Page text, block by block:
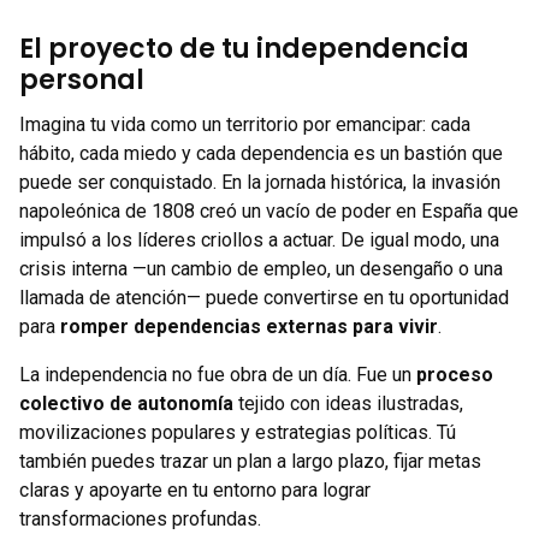
El proyecto de tu independencia
personal
Imagina tu vida como un territorio por emancipar: cada
hábito, cada miedo y cada dependencia es un bastión que
puede ser conquistado. En la jornada histórica, la invasión
napoleónica de 1808 creó un vacío de poder en España que
impulsó a los líderes criollos a actuar. De igual modo, una
crisis interna —un cambio de empleo, un desengaño o una
llamada de atención— puede convertirse en tu oportunidad
para romper dependencias externas para vivir.
La independencia no fue obra de un día. Fue un proceso
colectivo de autonomía tejido con ideas ilustradas,
movilizaciones populares y estrategias políticas. Tú
también puedes trazar un plan a largo plazo, fijar metas
claras y apoyarte en tu entorno para lograr
transformaciones profundas.